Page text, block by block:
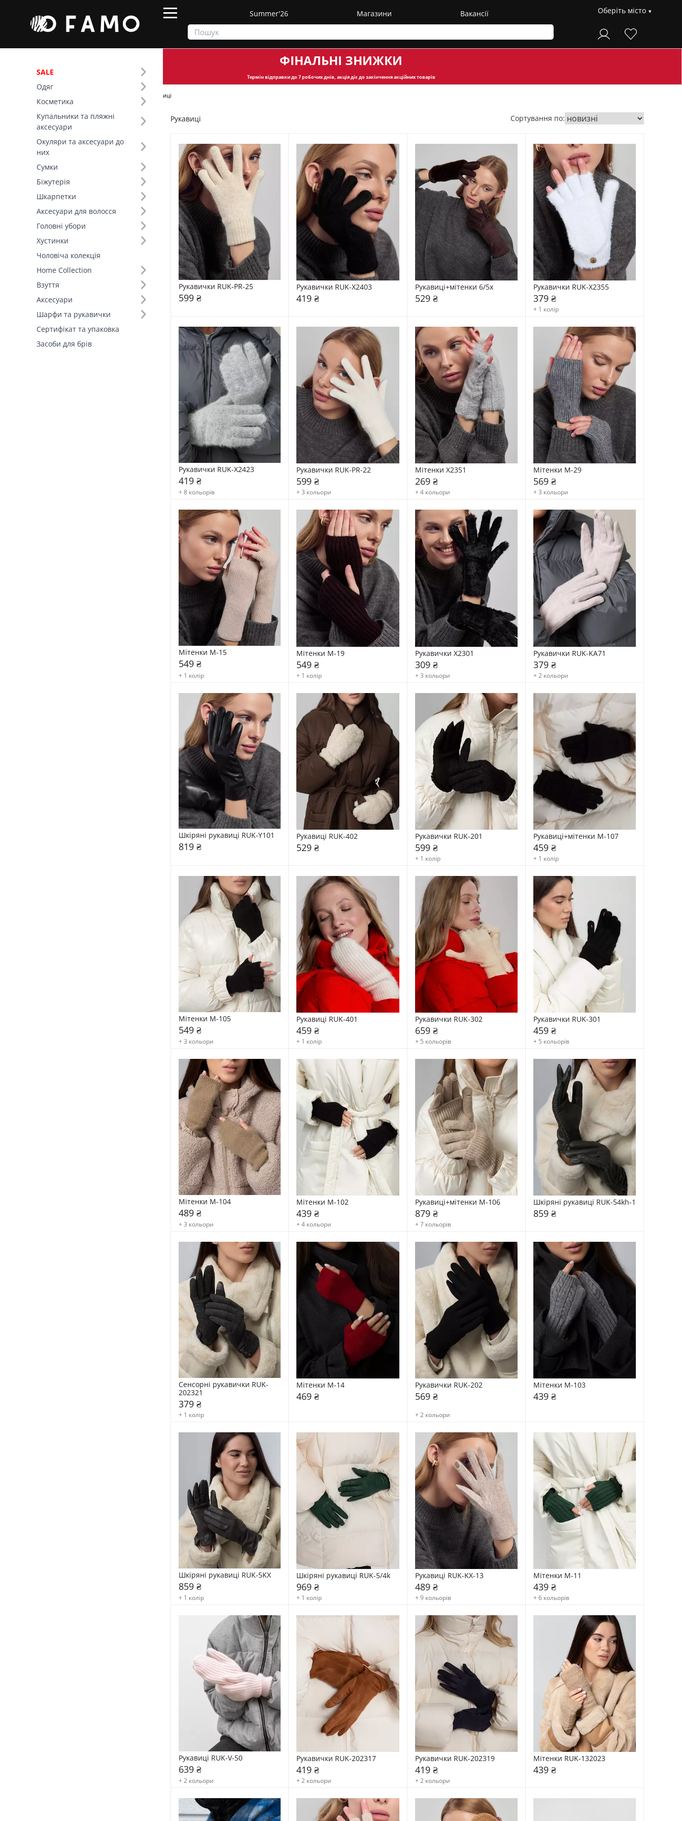
Summer'26 Магазини Вакансії Оберіть місто
SALE
Одяг
Косметика
Купальники та пляжні
аксесуари
Окуляри та аксесуари до
них
Сумки
Біжутерія
Шкарпетки
Аксесуари для волосся
Головні убори
Хустинки
Чоловіча колекція
Home Collection
Взуття
Аксесуари
Шарфи та рукавички
Сертифікат та упаковка
Засоби для брів
ФІНАЛЬНІ ЗНИЖКИ
Термін відправкидо 7 робочих днів, акція діє до закінчення акційних товарів
Рукавиці
Фільтр
Ціна
Тип виробу (5)
Основний колір (14)
Склад (29)
Рукавиці Сортування по:
Рукавички RUK-PR-25
599 ₴
Рукавички RUK-X2403
419 ₴
Рукавиці+мітенки 6/5x
529 ₴
Рукавички RUK-X2355
379 ₴
+ 1 колір
Рукавички RUK-X2423
419 ₴
+ 8 кольорів
Рукавички RUK-PR-22
599 ₴
+ 3 кольори
Мітенки X2351
269 ₴
+ 4 кольори
Мітенки М-29
569 ₴
+ 3 кольори
Мітенки М-15
549 ₴
+ 1 колір
Мітенки М-19
549 ₴
+ 1 колір
Рукавички X2301
309 ₴
+ 3 кольори
Рукавички RUK-KA71
379 ₴
+ 2 кольори
Шкіряні рукавиці RUK-Y101
819 ₴
Рукавиці RUK-402
529 ₴
Рукавички RUK-201
599 ₴
+ 1 колір
Рукавиці+мітенки М-107
459 ₴
+ 1 колір
Мітенки M-105
549 ₴
+ 3 кольори
Рукавиці RUK-401
459 ₴
+ 1 колір
Рукавички RUK-302
659 ₴
+ 5 кольорів
Рукавички RUK-301
459 ₴
+ 5 кольорів
Мітенки M-104
489 ₴
+ 3 кольори
Мітенки M-102
439 ₴
+ 4 кольори
Рукавиці+мітенки М-106
879 ₴
+ 7 кольорів
Шкіряні рукавиці RUK-54kh-1
859 ₴
Сенсорні рукавички RUK-
202321
379 ₴
+ 1 колір
Мітенки М-14
469 ₴
Рукавички RUK-202
569 ₴
+ 2 кольори
Мітенки М-103
439 ₴
Шкіряні рукавиці RUK-5KX
859 ₴
+ 1 колір
Шкіряні рукавиці RUK-5/4k
969 ₴
+ 1 колір
Рукавиці RUK-KX-13
489 ₴
+ 9 кольорів
Мітенки M-11
439 ₴
+ 6 кольорів
Рукавиці RUK-V-50
639 ₴
+ 2 кольори
Рукавички RUK-202317
419 ₴
+ 2 кольори
Рукавички RUK-202319
419 ₴
+ 2 кольори
Мітенки RUK-132023
439 ₴